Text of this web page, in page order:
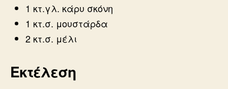
1 κτ.γλ. κάρυ σκόνη
1 κτ.σ. μουστάρδα
2 κτ.σ. μέλι
Εκτέλεση